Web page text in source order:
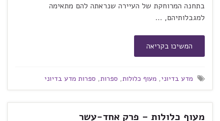
בתחנה המרוחקת של העיירה שנראתה להם מתאימה
למגבלותיהם, …
המשיכו בקריאה
מדע בדיוני, מעוף כלולות, ספרות, ספרות מדע בדיוני
מעוף כלולות – פרק אחד-עשר